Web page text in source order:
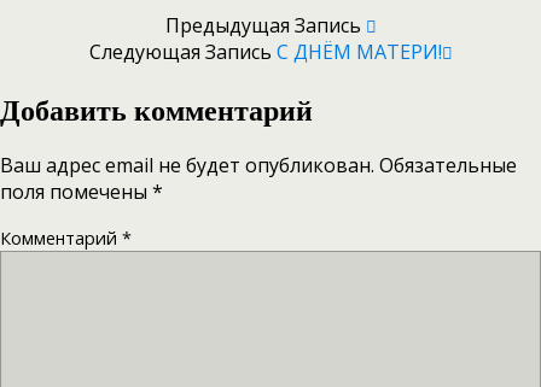
Предыдущая Запись
Следующая Запись С ДНЁМ МАТЕРИ!
Добавить комментарий
Ваш адрес email не будет опубликован. Обязательные
поля помечены *
Комментарий *